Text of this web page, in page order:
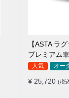
【ASTA ラ
プレミアム
ーメイド 最高級生地
人気 オー
¥ 25,720 (税